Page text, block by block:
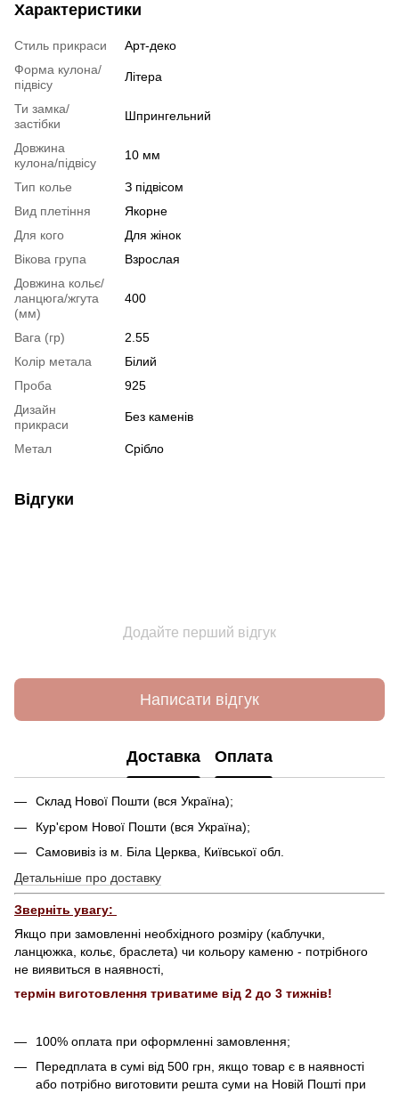
Характеристики
Стиль прикраси
Арт-деко
Форма кулона/
підвісу
Літера
Ти замка/
застібки
Шпрингельний
Довжина
кулона/підвісу
10 мм
Тип колье
З підвісом
Вид плетіння
Якорне
Для кого
Для жінок
Вікова група
Взрослая
Довжина кольє/
ланцюга/жгута
(мм)
400
Вага (гр)
2.55
Колір метала
Білий
Проба
925
Дизайн
прикраси
Без каменів
Метал Срібло
Відгуки
Додайте перший відгук
Написати відгук
Доставка Оплата
Склад Нової Пошти (вся Україна);
Кур'єром Нової Пошти (вся Україна);
Самовивіз із м. Біла Церква, Київської обл.
Детальніше про доставку
Зверніть увагу:
Якщо при замовленні необхідного розміру (каблучки,
ланцюжка, кольє, браслета) чи кольору каменю - потрібного
не виявиться в наявності,
термін виготовлення триватиме від 2 до 3 тижнів!
100% оплата при оформленні замовлення;
Передплата в сумі від 500 грн, якщо товар є в наявності
або потрібно виготовити решта суми на Новій Пошті при